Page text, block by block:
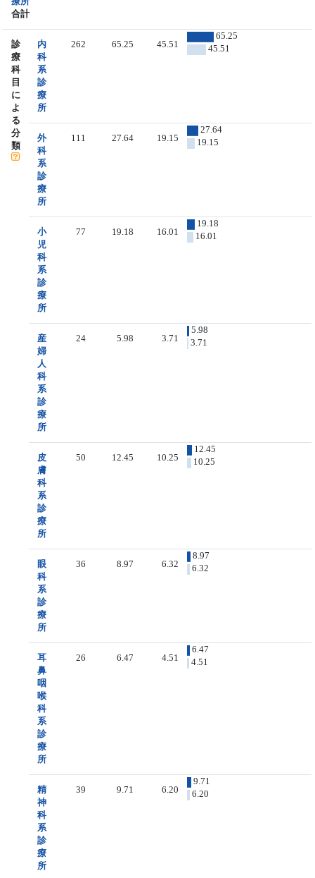
合計
診
療
科
目
に
よ
る
分
類
内
科
系
診
療
所
262 65.25 45.51
65.25
45.51
外
科
系
診
療
所
111 27.64 19.15
27.64
19.15
小
児
科
系
診
療
所
77 19.18 16.01
19.18
16.01
産
婦
人
科
系
診
療
所
24 5.98 3.71
5.98
3.71
皮
膚
科
系
診
療
所
50 12.45 10.25
12.45
10.25
眼
科
系
診
療
所
36 8.97 6.32
8.97
6.32
耳
鼻
咽
喉
科
系
診
療
所
26 6.47 4.51
6.47
4.51
精
神
科
系
診
療
所
39 9.71 6.20
9.71
6.20